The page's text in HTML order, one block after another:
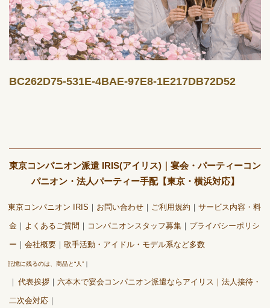
BC262D75-531E-4BAE-97E8-1E217DB72D52
東京コンパニオン派遣 IRIS(アイリス)｜宴会・パーティーコン
パニオン・法人パーティー手配【東京・横浜対応】
東京コンパニオン IRIS お問い合わせ ご利用規約 サービス内容・料
金 よくあるご質問 コンパニオンスタッフ募集 プライバシーポリシ
ー 会社概要 歌手活動・アイドル・モデル系など多数
記憶に残るのは、商品と“人”
代表挨拶 六本木で宴会コンパニオン派遣ならアイリス｜法人接待・
二次会対応